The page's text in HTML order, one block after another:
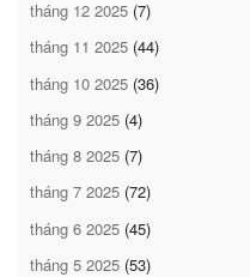
tháng 12 2025 (7)
tháng 11 2025 (44)
tháng 10 2025 (36)
tháng 9 2025 (4)
tháng 8 2025 (7)
tháng 7 2025 (72)
tháng 6 2025 (45)
tháng 5 2025 (53)